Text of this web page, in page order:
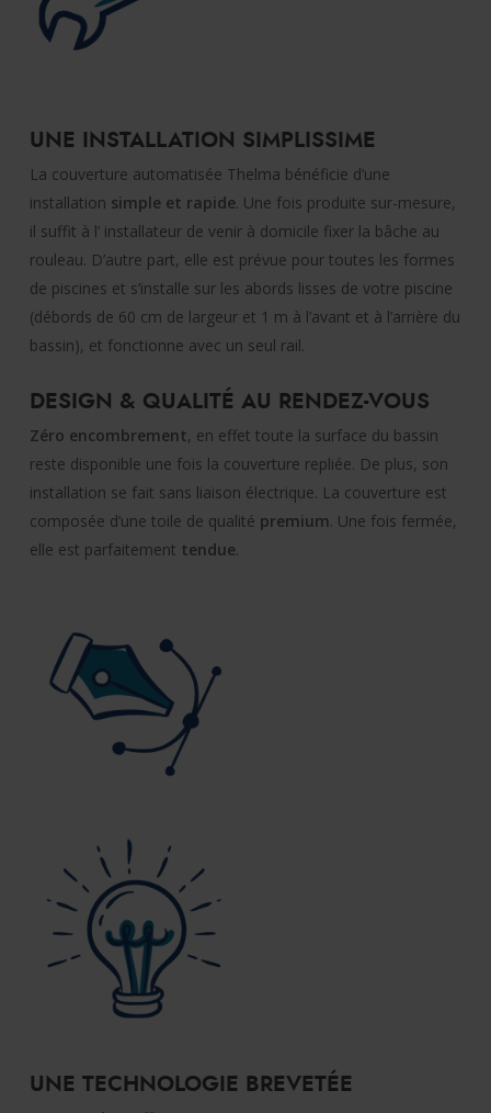
UNE INSTALLATION SIMPLISSIME
La couverture automatisée Thelma bénéficie d’une
installation simple et rapide. Une fois produite sur-mesure,
il suffit à l’ installateur de venir à domicile fixer la bâche au
rouleau. D’autre part, elle est prévue pour toutes les formes
de piscines et s’installe sur les abords lisses de votre piscine
(débords de 60 cm de largeur et 1 m à l’avant et à l’arrière du
bassin), et fonctionne avec un seul rail.
DESIGN & QUALITÉ AU RENDEZ-VOUS
Zéro encombrement, en effet toute la surface du bassin
reste disponible une fois la couverture repliée. De plus, son
installation se fait sans liaison électrique. La couverture est
composée d’une toile de qualité premium. Une fois fermée,
elle est parfaitement tendue.
UNE TECHNOLOGIE BREVETÉE